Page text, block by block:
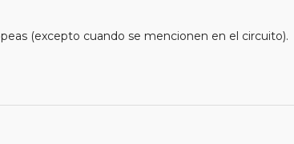
(excepto cuando se mencionen en el circuito).